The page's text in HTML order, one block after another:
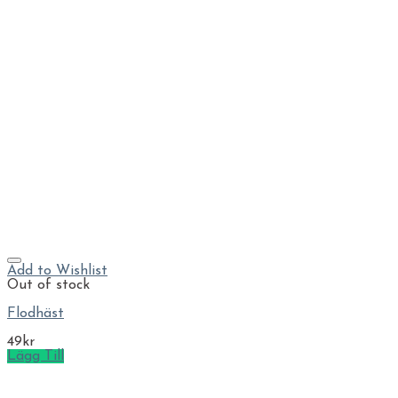
Add to Wishlist
Out of stock
Flodhäst
49 kr
Lägg Till